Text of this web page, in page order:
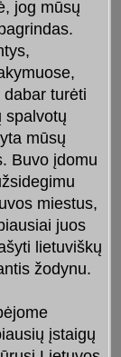
jog mūsų
turėti
spalvotų
mūsų
Buvo įdomu
miestus,
juos
lietuviškų
žodynu.
įstaigų